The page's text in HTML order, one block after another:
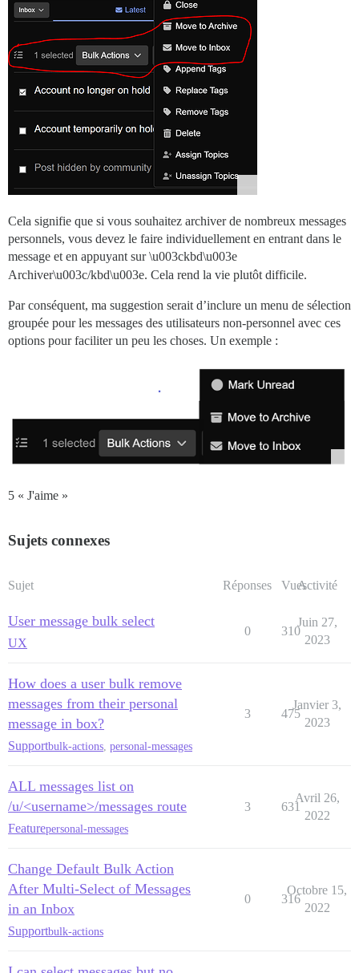
Cela signifie que si vous souhaitez archiver de nombreux messages
personnels, vous devez le faire individuellement en entrant dans le
message et en appuyant sur \u003ckbd\u003e
Archiver\u003c/kbd\u003e. Cela rend la vie plutôt difficile.
Par conséquent, ma suggestion serait d’inclure un menu de sélection
groupée pour les messages des utilisateurs non-personnel avec ces
options pour faciliter un peu les choses. Un exemple :
5 « J'aime »
Sujets connexes
Sujet Réponses VuesActivité
User message bulk select
UX
0 310
Juin 27,
2023
How does a user bulk remove
messages from their personal
message in box?
Supportbulk-actions personal-messages
3 475
Janvier 3,
2023
ALL messages list on
/u/<username>/messages route
Featurepersonal-messages
3 631
Avril 26,
2022
Change Default Bulk Action
After Multi-Select of Messages
in an Inbox
Supportbulk-actions
0 316
Octobre 15,
2022